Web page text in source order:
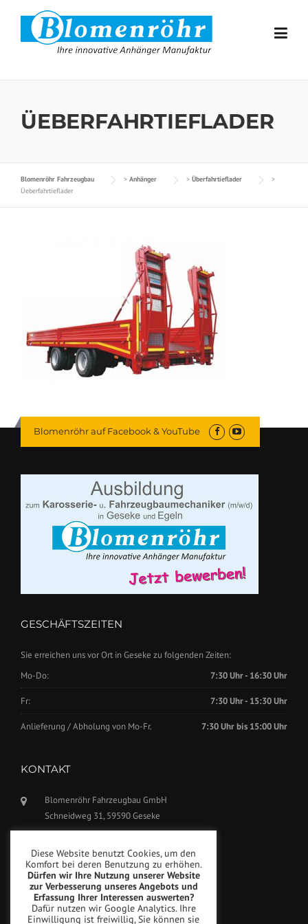
Skip to content
ÜEBERFAHRTIEFLADER
Blomenröhr Fahrzeugbau > Anhänger > Überfahrtieflader
>
Üeberfahrtieflader
Blomenröhr auf Facebook & YouTube
GESCHÄFTSZEITEN
Sie erreichen uns vor Ort in Geseke zu folgenden Zeiten:
Mo-Do:
7:30 Uhr - 16:30 Uhr
Fr: 7:30 Uhr - 15:30 Uhr
Anlieferung / Abholung von Mo-Fr. 7:30 Uhr bis 15:00 Uhr
KONTAKT
Blomenröhr Fahrzeugbau GmbH
Schneidweg 31, 59590 Geseke
Fax: +49(0)2942-5799777
info@blomenroehr.com
Diese Website benutzt Cookies, um den
Komfort bei deren Benutzung zu erhöhen.
Dürfen wir Ihre Nutzung unserer Website
zur Verbesserung unseres Angebots und
Erfassung Ihrer Interessen auswerten?
Dafür nutzen wir Google Analytics. Ihre
Einwilligung ist freiwillig, Sie können sie